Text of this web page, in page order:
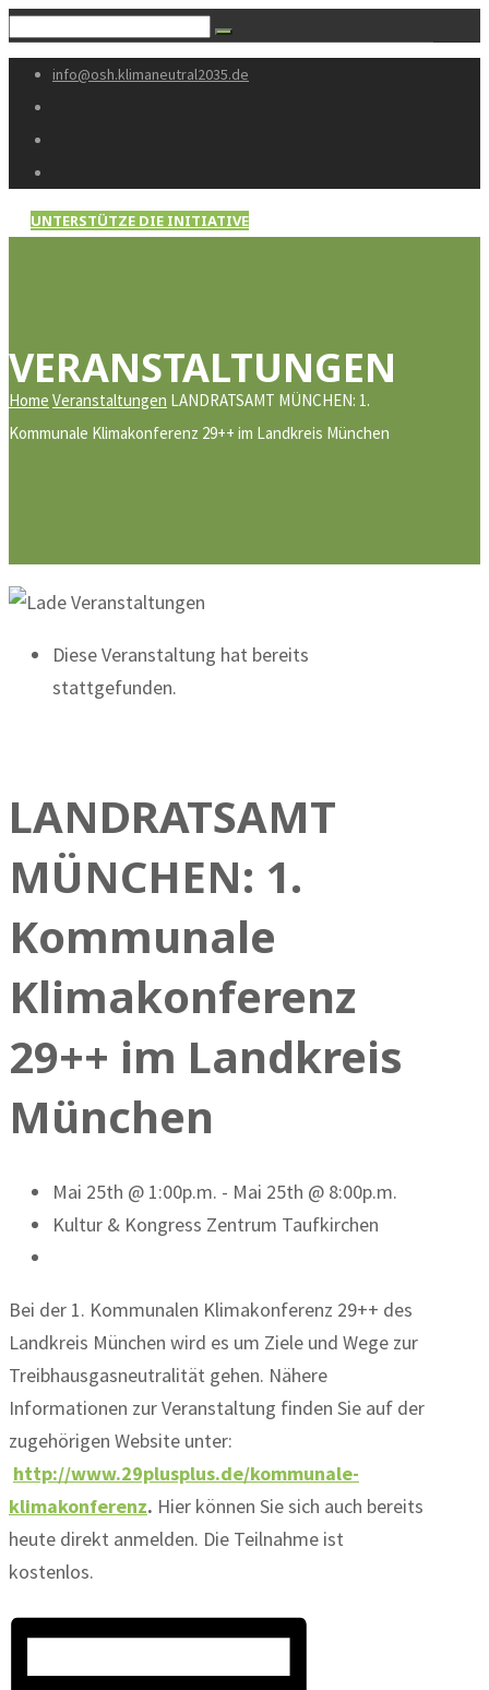
info@osh.klimaneutral2035.de
UNTERSTÜTZE DIE INITIATIVE
VERANSTALTUNGEN
Home Veranstaltungen LANDRATSAMT MÜNCHEN: 1.
Kommunale Klimakonferenz 29++ im Landkreis München
Diese Veranstaltung hat bereits
stattgefunden.
LANDRATSAMT
MÜNCHEN: 1.
Kommunale
Klimakonferenz
29++ im Landkreis
München
Mai 25th @ 1:00p.m. - Mai 25th @ 8:00p.m.
Kultur & Kongress Zentrum Taufkirchen
Bei der 1. Kommunalen Klimakonferenz 29++ des
Landkreis München wird es um Ziele und Wege zur
Treibhausgasneutralität gehen. Nähere
Informationen zur Veranstaltung finden Sie auf der
zugehörigen Website unter:
http://www.29plusplus.de/kommunale-
klimakonferenz. Hier können Sie sich auch bereits
heute direkt anmelden. Die Teilnahme ist
kostenlos.